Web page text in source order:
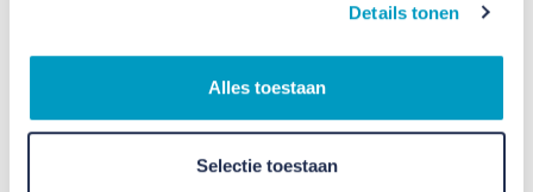
Details tonen
Alles toestaan
Selectie toestaan